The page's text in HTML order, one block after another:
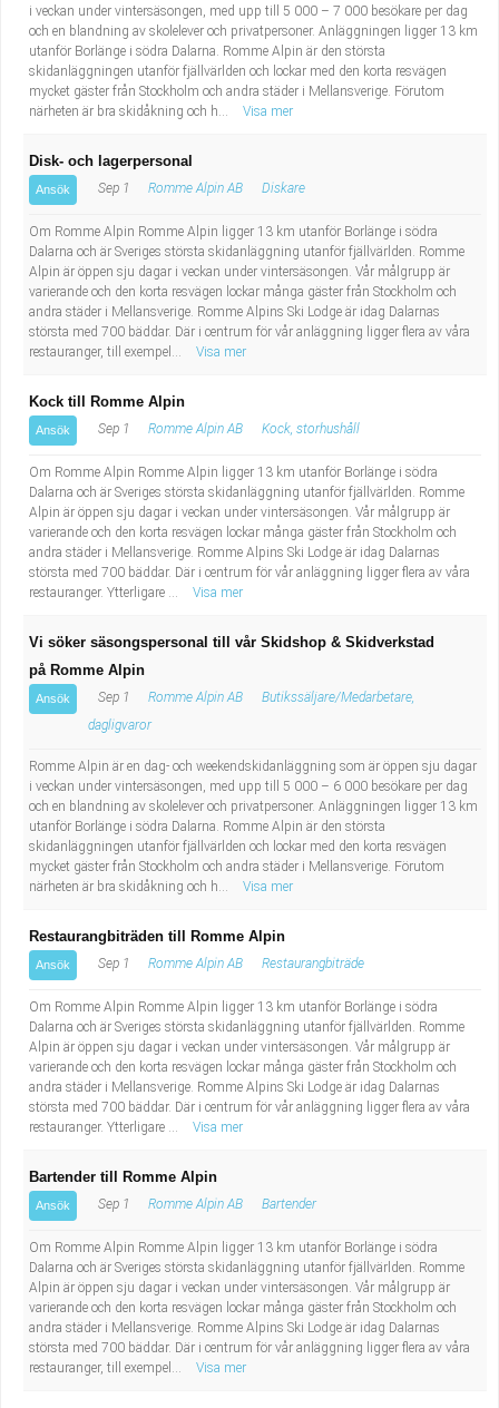
i veckan under vintersäsongen, med upp till 5 000 – 7 000 besökare per dag
och en blandning av skolelever och privatpersoner. Anläggningen ligger 13 km
utanför Borlänge i södra Dalarna. Romme Alpin är den största
skidanläggningen utanför fjällvärlden och lockar med den korta resvägen
mycket gäster från Stockholm och andra städer i Mellansverige. Förutom
närheten är bra skidåkning och h...
Visa mer
Disk- och lagerpersonal
Ansök Sep 1 Romme Alpin AB Diskare
Om Romme Alpin Romme Alpin ligger 13 km utanför Borlänge i södra
Dalarna och är Sveriges största skidanläggning utanför fjällvärlden. Romme
Alpin är öppen sju dagar i veckan under vintersäsongen. Vår målgrupp är
varierande och den korta resvägen lockar många gäster från Stockholm och
andra städer i Mellansverige. Romme Alpins Ski Lodge är idag Dalarnas
största med 700 bäddar. Där i centrum för vår anläggning ligger flera av våra
restauranger, till exempel...
Visa mer
Kock till Romme Alpin
Ansök Sep 1 Romme Alpin AB Kock, storhushåll
Om Romme Alpin Romme Alpin ligger 13 km utanför Borlänge i södra
Dalarna och är Sveriges största skidanläggning utanför fjällvärlden. Romme
Alpin är öppen sju dagar i veckan under vintersäsongen. Vår målgrupp är
varierande och den korta resvägen lockar många gäster från Stockholm och
andra städer i Mellansverige. Romme Alpins Ski Lodge är idag Dalarnas
största med 700 bäddar. Där i centrum för vår anläggning ligger flera av våra
restauranger. Ytterligare ...
Visa mer
Vi söker säsongspersonal till vår Skidshop & Skidverkstad
på Romme Alpin
Ansök Sep 1 Romme Alpin AB
Butikssäljare/Medarbetare,
dagligvaror
Romme Alpin är en dag- och weekendskidanläggning som är öppen sju dagar
i veckan under vintersäsongen, med upp till 5 000 – 6 000 besökare per dag
och en blandning av skolelever och privatpersoner. Anläggningen ligger 13 km
utanför Borlänge i södra Dalarna. Romme Alpin är den största
skidanläggningen utanför fjällvärlden och lockar med den korta resvägen
mycket gäster från Stockholm och andra städer i Mellansverige. Förutom
närheten är bra skidåkning och h...
Visa mer
Restaurangbiträden till Romme Alpin
Ansök Sep 1 Romme Alpin AB Restaurangbiträde
Om Romme Alpin Romme Alpin ligger 13 km utanför Borlänge i södra
Dalarna och är Sveriges största skidanläggning utanför fjällvärlden. Romme
Alpin är öppen sju dagar i veckan under vintersäsongen. Vår målgrupp är
varierande och den korta resvägen lockar många gäster från Stockholm och
andra städer i Mellansverige. Romme Alpins Ski Lodge är idag Dalarnas
största med 700 bäddar. Där i centrum för vår anläggning ligger flera av våra
restauranger. Ytterligare ...
Visa mer
Bartender till Romme Alpin
Ansök Sep 1 Romme Alpin AB Bartender
Om Romme Alpin Romme Alpin ligger 13 km utanför Borlänge i södra
Dalarna och är Sveriges största skidanläggning utanför fjällvärlden. Romme
Alpin är öppen sju dagar i veckan under vintersäsongen. Vår målgrupp är
varierande och den korta resvägen lockar många gäster från Stockholm och
andra städer i Mellansverige. Romme Alpins Ski Lodge är idag Dalarnas
största med 700 bäddar. Där i centrum för vår anläggning ligger flera av våra
restauranger, till exempel...
Visa mer